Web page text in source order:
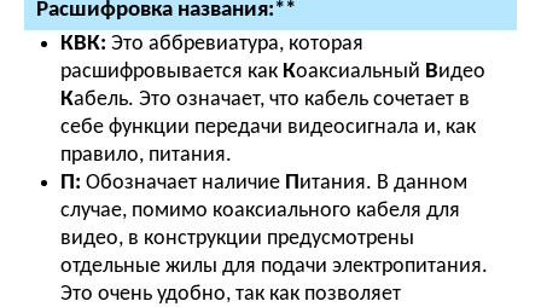
Расшифровка названия:**
КВК: Это аббревиатура, которая
расшифровывается как Коаксиальный Видео
Кабель. Это означает, что кабель сочетает в
себе функции передачи видеосигнала и, как
правило, питания.
П: Обозначает наличие Питания. В данном
случае, помимо коаксиального кабеля для
видео, в конструкции предусмотрены
отдельные жилы для подачи электропитания.
Это очень удобно, так как позволяет